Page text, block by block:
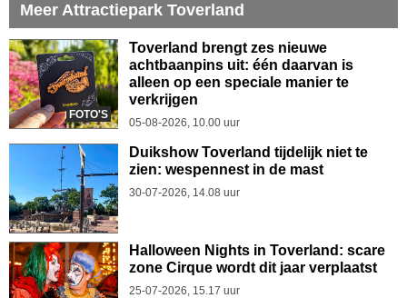
Meer Attractiepark Toverland
FOTO'S
Toverland brengt zes nieuwe
achtbaanpins uit: één daarvan is
alleen op een speciale manier te
verkrijgen
05-08-2026, 10.00 uur
Duikshow Toverland tijdelijk niet te
zien: wespennest in de mast
30-07-2026, 14.08 uur
Halloween Nights in Toverland: scare
zone Cirque wordt dit jaar verplaatst
25-07-2026, 15.17 uur